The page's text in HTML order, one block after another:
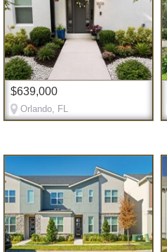
$639,000
Orlando, FL